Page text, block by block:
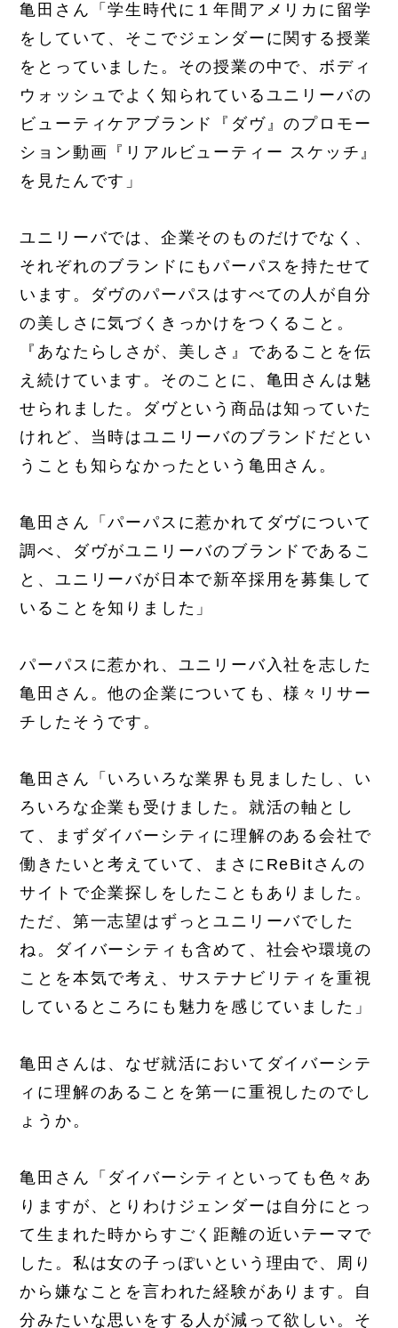
亀田さん「学生時代に１年間アメリカに留学
をしていて、そこでジェンダーに関する授業
をとっていました。その授業の中で、ボディ
ウォッシュでよく知られているユニリーバの
ビューティケアブランド『ダヴ』のプロモー
ション動画『リアルビューティー スケッチ』
を見たんです」
ユニリーバでは、企業そのものだけでなく、
それぞれのブランドにもパーパスを持たせて
います。ダヴのパーパスはすべての人が自分
の美しさに気づくきっかけをつくること。
『あなたらしさが、美しさ』であることを伝
え続けています。そのことに、亀田さんは魅
せられました。ダヴという商品は知っていた
けれど、当時はユニリーバのブランドだとい
うことも知らなかったという亀田さん。
亀田さん「パーパスに惹かれてダヴについて
調べ、ダヴがユニリーバのブランドであるこ
と、ユニリーバが日本で新卒採用を募集して
いることを知りました」
パーパスに惹かれ、ユニリーバ入社を志した
亀田さん。他の企業についても、様々リサー
チしたそうです。
亀田さん「いろいろな業界も見ましたし、い
ろいろな企業も受けました。就活の軸とし
て、まずダイバーシティに理解のある会社で
働きたいと考えていて、まさにReBitさんの
サイトで企業探しをしたこともありました。
ただ、第一志望はずっとユニリーバでした
ね。ダイバーシティも含めて、社会や環境の
ことを本気で考え、サステナビリティを重視
しているところにも魅力を感じていました」
亀田さんは、なぜ就活においてダイバーシテ
ィに理解のあることを第一に重視したのでし
ょうか。
亀田さん「ダイバーシティといっても色々あ
りますが、とりわけジェンダーは自分にとっ
て生まれた時からすごく距離の近いテーマで
した。私は女の子っぽいという理由で、周り
から嫌なことを言われた経験があります。自
分みたいな思いをする人が減って欲しい。そ